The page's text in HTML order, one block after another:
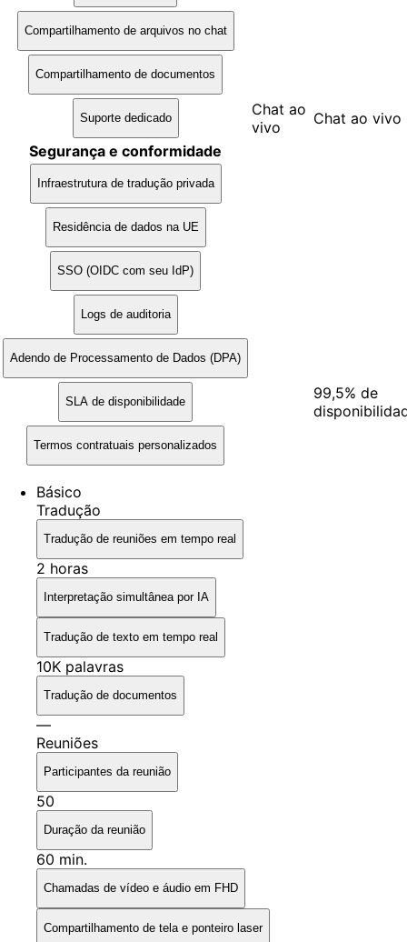
Compartilhamento de arquivos no chat
Compartilhamento de documentos
Suporte dedicado
Chat ao
vivo
Chat ao vivo
Segurança e conformidade
Infraestrutura de tradução privada
Residência de dados na UE
SSO (OIDC com seu IdP)
Logs de auditoria
Adendo de Processamento de Dados (DPA)
SLA de disponibilidade
99,5% de
Termos contratuais personalizados
Básico
Tradução
Tradução de reuniões em tempo real
2 horas
Interpretação simultânea por IA
Tradução de texto em tempo real
10K palavras
Tradução de documentos
—
Reuniões
Participantes da reunião
50
Duração da reunião
60 min.
Chamadas de vídeo e áudio em FHD
Compartilhamento de tela e ponteiro laser